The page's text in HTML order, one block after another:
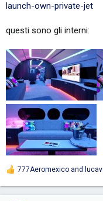
launch-own-private-jet
questi sono gli interni:
R
777Aeromexico and